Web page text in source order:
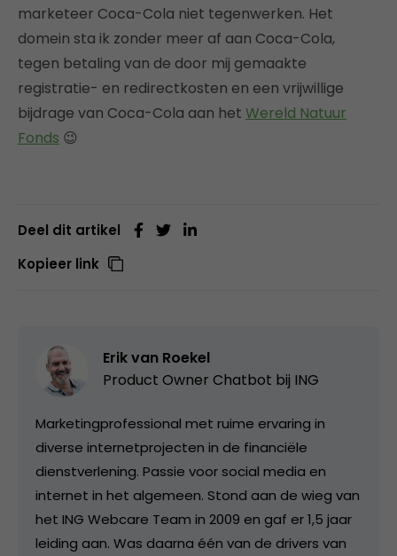
marketeer Coca-Cola niet tegenwerken. Het
domein sta ik zonder meer af aan Coca-Cola,
tegen betaling van de door mij gemaakte
registratie- en redirectkosten en een vrijwillige
bijdrage van Coca-Cola aan het Wereld Natuur
Fonds 😉
Deel dit artikel
Kopieer link
Erik van Roekel
Product Owner Chatbot bij ING
Marketingprofessional met ruime ervaring in
diverse internetprojecten in de financiële
dienstverlening. Passie voor social media en
internet in het algemeen. Stond aan de wieg van
het ING Webcare Team in 2009 en gaf er 1,5 jaar
leiding aan. Was daarna één van de drivers van